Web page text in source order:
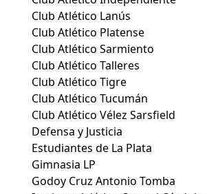
Club Atlético Lanús
Club Atlético Platense
Club Atlético Sarmiento
Club Atlético Talleres
Club Atlético Tigre
Club Atlético Tucumán
Club Atlético Vélez Sarsfield
Defensa y Justicia
Estudiantes de La Plata
Gimnasia LP
Godoy Cruz Antonio Tomba